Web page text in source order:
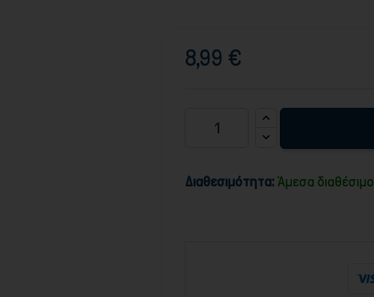
8,99 €
Διαθεσιμότητα: Άμεσα διαθέσιμο